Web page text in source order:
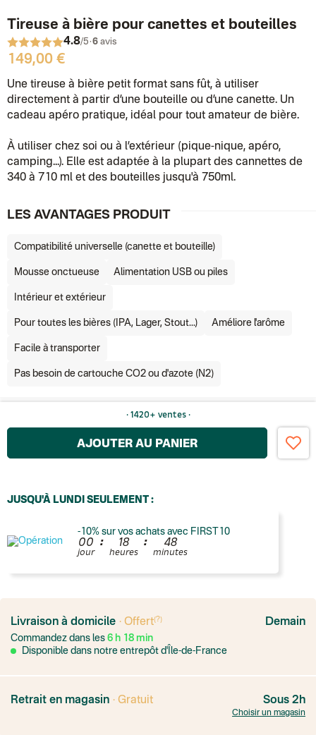
Tireuse à bière pour canettes et bouteilles
4.8/5·6 avis
149,00 €
Une tireuse à bière petit format sans fût, à utiliser
directement à partir d’une bouteille ou d’une canette. Un
cadeau apéro pratique, idéal pour tout amateur de bière.
À utiliser chez soi ou à l’extérieur (pique-nique, apéro,
camping...). Elle est adaptée à la plupart des cannettes de
340 à 710 ml et des bouteilles jusqu'à 750ml.
LES AVANTAGES PRODUIT
Compatibilité universelle (canette et bouteille)
Mousse onctueuse Alimentation USB ou piles
Intérieur et extérieur
Pour toutes les bières (IPA, Lager, Stout...) Améliore l'arôme
Facile à transporter
Pas besoin de cartouche CO2 ou d'azote (N2)
· 1420+ ventes ·
AJOUTER AU PANIER
JUSQU'À LUNDI SEULEMENT :
-10% sur vos achats avec FIRST10
00
jour
: 18
heures
: 48
minutes
Colissimo suivi
Point relais rapide
Transport Express
Lettre prioritaire
Livraison TNT (expédition par Salty design )
Point relais Express (commerçant ou bureau de poste) : Point
Livraison à domicile · Offert(?) Demain
Commandez dans les 6 h 18 min
Disponible dans notre entrepôt d'Île-de-France
Retrait en magasin · Gratuit Sous 2h
Choisir un magasin